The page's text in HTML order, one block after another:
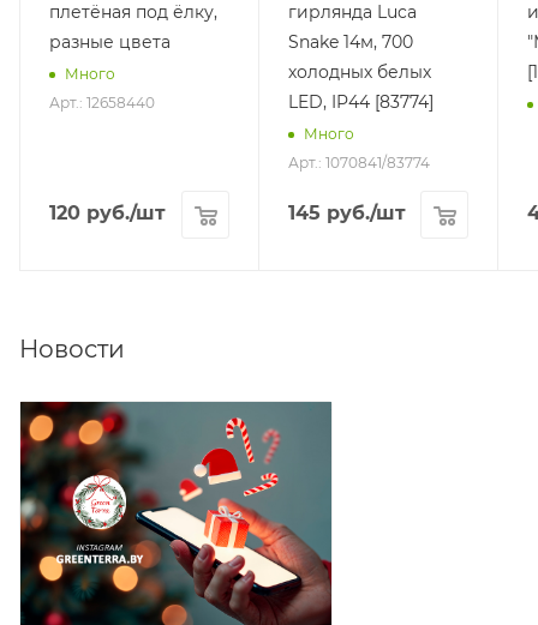
плетёная под ёлку,
разные цвета
Много
Арт.: 12658440
120 руб./шт
гирлянда Luca
Snake 14м, 700
холодных белых
LED, IP44 [83774]
Много
Арт.: 1070841/83774
145 руб./шт
Новости